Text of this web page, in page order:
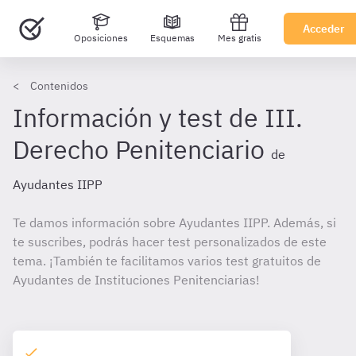
Oposiciones Esquemas Mes gratis
Acceder
Contenidos
Información y test de III.
Derecho Penitenciario de
Ayudantes IIPP
Te damos información sobre Ayudantes IIPP. Además, si
te suscribes, podrás hacer test personalizados de este
tema. ¡También te facilitamos varios test gratuitos de
Ayudantes de Instituciones Penitenciarias!